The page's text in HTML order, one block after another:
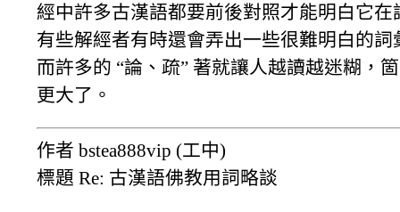
經中許多古漢語都要前後對照才能明白它在
有些解經者有時還會弄出一些很難明白的詞
而許多的 “論、疏” 著就讓人越讀越迷糊，
更大了。
作者 bstea888vip (工中)
標題 Re: 古漢語佛教用詞略談